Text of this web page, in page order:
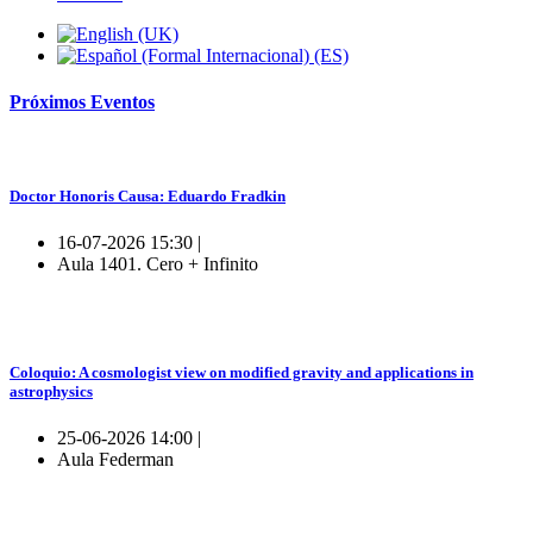
Próximos Eventos
Doctor Honoris Causa: Eduardo Fradkin
16-07-2026 15:30 |
Aula 1401. Cero + Infinito
Coloquio: A cosmologist view on modified gravity and applications in
astrophysics
25-06-2026 14:00 |
Aula Federman